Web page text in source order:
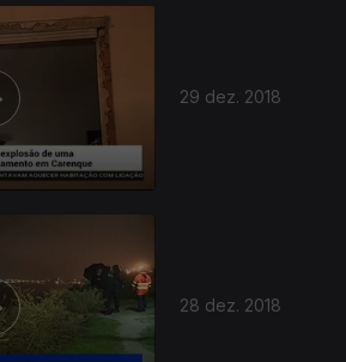
29 dez. 2018
28 dez. 2018